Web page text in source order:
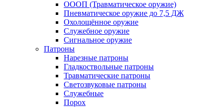
ОООП (Травматическое оружие)
Пневматическое оружие до 7,5 ДЖ
Охолощённое оружие
Служебное оружие
Сигнальное оружие
Патроны
Нарезные патроны
Гладкоствольные патроны
Травматические патроны
Светозвуковые патроны
Служебные
Порох